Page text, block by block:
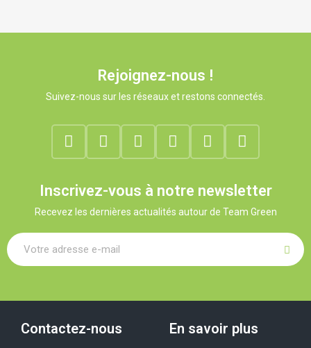
Rejoignez-nous !
Suivez-nous sur les réseaux et restons connectés.
Inscrivez-vous à notre newsletter
Recevez les dernières actualités autour de Team Green
Contactez-nous En savoir plus